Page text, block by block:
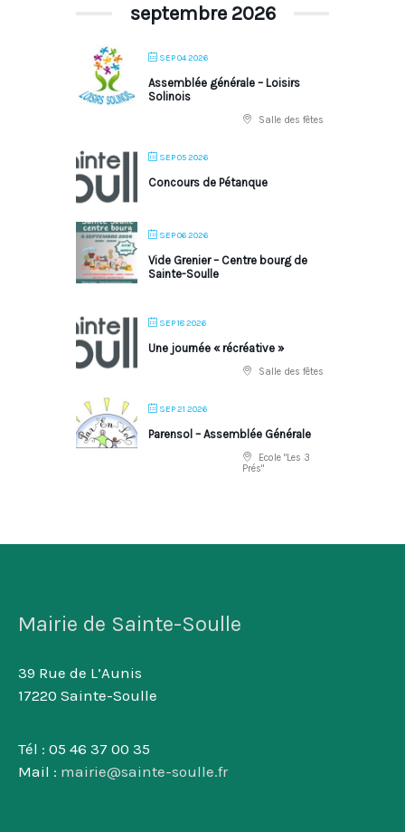
septembre 2026
SEP 04 2026
Assemblée générale – Loisirs
Solinois
Salle des fêtes
SEP 05 2026
Concours de Pétanque
SEP 06 2026
Vide Grenier – Centre bourg de
Sainte-Soulle
SEP 18 2026
Une journée « récréative »
Salle des fêtes
SEP 21 2026
Parensol – Assemblée Générale
Ecole "Les 3
Prés"
Mairie de Sainte-Soulle
39 Rue de L’Aunis
17220 Sainte-Soulle
Tél : 05 46 37 00 35
Mail : mairie@sainte-soulle.fr